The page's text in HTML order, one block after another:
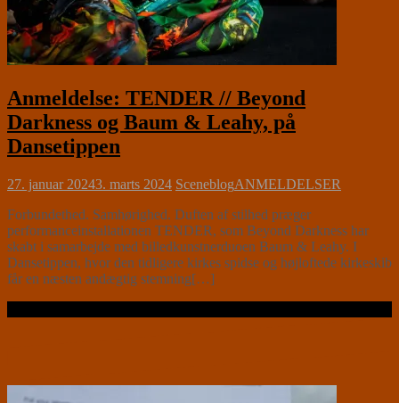
Anmeldelse: TENDER // Beyond
Darkness og Baum & Leahy, på
Dansetippen
27. januar 20243. marts 2024 SceneblogANMELDELSER
Forbundethed. Samhørighed. Duften af stilhed præger
performanceinstallationen TENDER, som Beyond Darkness har
skabt i samarbejde med billedkunstnerduoen Baum & Leahy. I
Dansetippen, hvor den tidligere kirkes spidse og højloftede kirkeskib
får en næsten andægtig stemning[…]